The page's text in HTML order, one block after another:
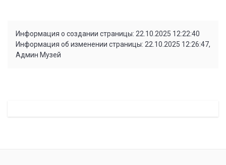
Информация о создании страницы: 22.10.2025 12:22:40
Информация об изменении страницы: 22.10.2025 12:26:47,
Админ Музей